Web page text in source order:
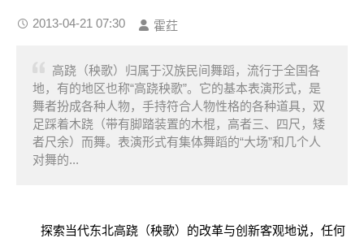
2013-04-21 07:30 霍荭
高跷（秧歌）归属于汉族民间舞蹈，流行于全国各
地，有的地区也称“高跷秧歌”。它的基本表演形式，是
舞者扮成各种人物，手持符合人物性格的各种道具，双
足踩着木跷（带有脚踏装置的木棍，高者三、四尺，矮
者尺余）而舞。表演形式有集体舞蹈的“大场”和几个人
对舞的...
探索当代东北高跷（秧歌）的改革与创新客观地说，任何